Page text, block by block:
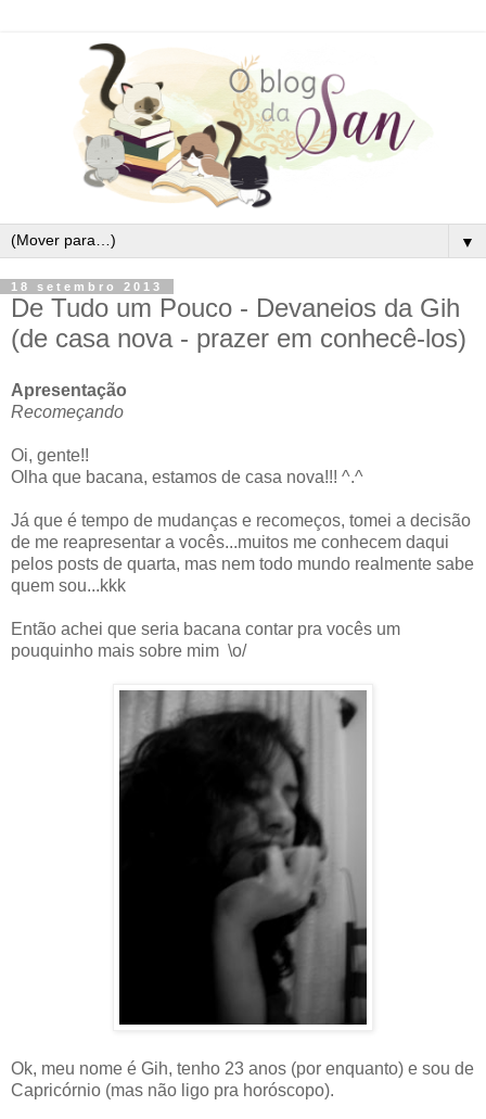
▼
18 setembro 2013
De Tudo um Pouco - Devaneios da Gih
(de casa nova - prazer em conhecê-los)
Apresentação
Recomeçando
Oi, gente!!
Olha que bacana, estamos de casa nova!!! ^.^
Já que é tempo de mudanças e recomeços, tomei a decisão
de me reapresentar a vocês...muitos me conhecem daqui
pelos posts de quarta, mas nem todo mundo realmente sabe
quem sou...kkk
Então achei que seria bacana contar pra vocês um
pouquinho mais sobre mim \o/
Ok, meu nome é Gih, tenho 23 anos (por enquanto) e sou de
Capricórnio (mas não ligo pra horóscopo).